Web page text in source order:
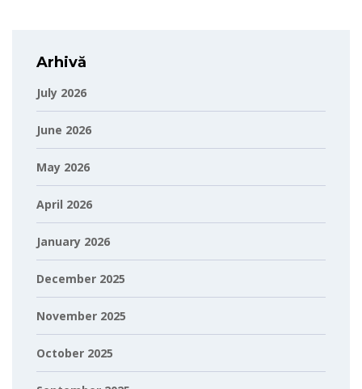
Arhivă
July 2026
June 2026
May 2026
April 2026
January 2026
December 2025
November 2025
October 2025